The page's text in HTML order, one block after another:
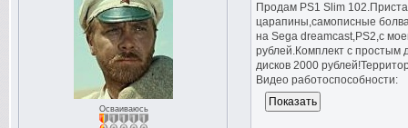
Осваиваюсь
Продам PS1 Slim
царапины,самописные
на Sega dreamcast,PS2,с
рублей.Комплект с простым
дисков 2000
Видео работоспособности: